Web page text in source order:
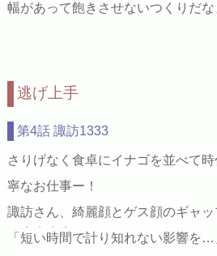
幅があって飽きさせないつくりだな
逃げ上手
第4話 諏訪1333
さりげなく食卓にイナゴを並べて
寧なお仕事ー！
諏訪さん、綺麗顔とゲス顔のギャ
「 短い時間
・・・・
で計り知れない影響を…